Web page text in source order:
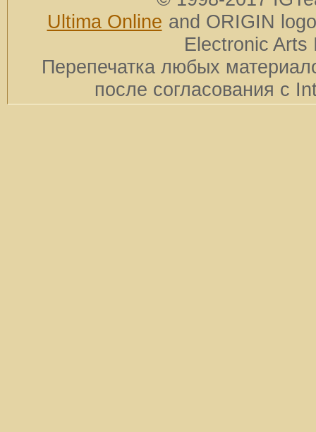
Ultima Online and ORIGIN
Electronic Arts
Перепечатка любых
после согласования с